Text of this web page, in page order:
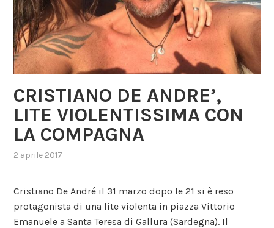
CRISTIANO DE ANDRE’,
LITE VIOLENTISSIMA CON
LA COMPAGNA
2 aprile 2017
gossip
Cristiano De André il 31 marzo dopo le 21 si è reso
protagonista di una lite violenta in piazza Vittorio
Emanuele a Santa Teresa di Gallura (Sardegna). Il